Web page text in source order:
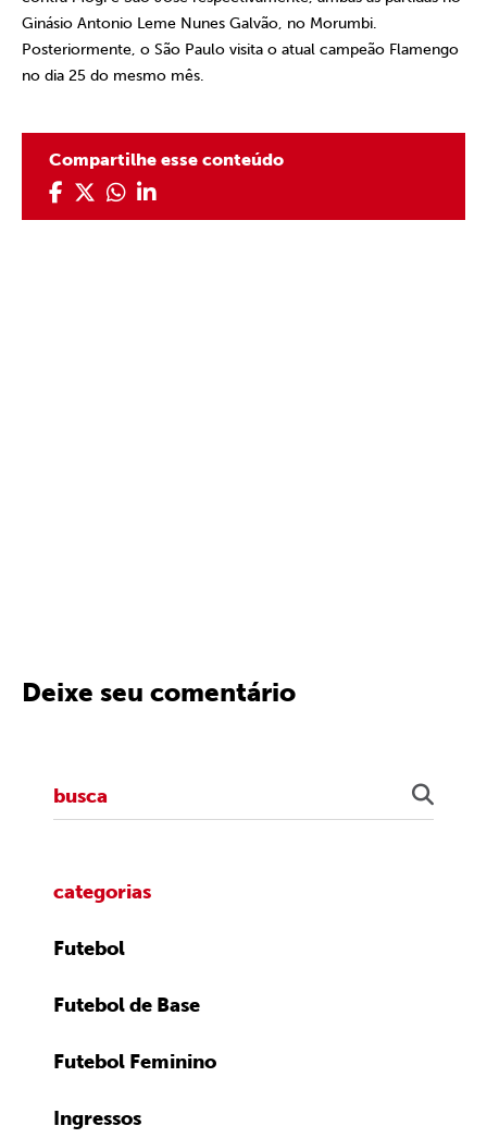
Ginásio Antonio Leme Nunes Galvão, no Morumbi.
Posteriormente, o São Paulo visita o atual campeão Flamengo
no dia 25 do mesmo mês.
Compartilhe esse conteúdo
Deixe seu comentário
categorias
Futebol
Futebol de Base
Futebol Feminino
Ingressos